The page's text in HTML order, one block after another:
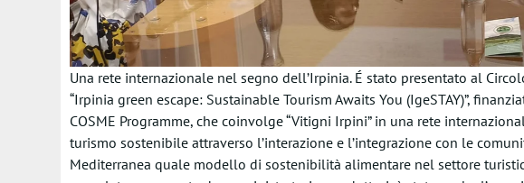
Una rete internazionale nel segno dell’Irpinia. É stato presentato al
“Irpinia green escape: Sustainable Tourism Awaits You (IgeSTAY)”,
COSME Programme, che coinvolge “Vitigni Irpini” in una rete
turismo sostenibile attraverso l’interazione e l’integrazione con le
Mediterranea quale modello di sostenibilità alimentare nel settore